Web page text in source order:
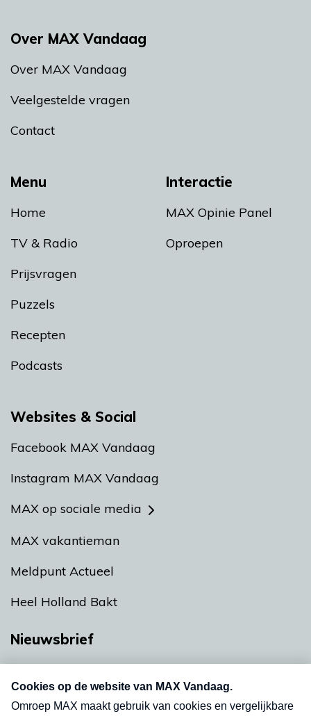
Menu
Home
TV & Radio
Prijsvragen
Puzzels
Recepten
Podcasts
Interactie
MAX Opinie Panel
Oproepen
Over MAX Vandaag
Over MAX Vandaag
Veelgestelde vragen
Contact
Websites & Social
Facebook MAX Vandaag
Instagram MAX Vandaag
MAX op sociale media
MAX vakantieman
Meldpunt Actueel
Heel Holland Bakt
Nieuwsbrief
nieuwsbrief. Elke vrijdag- en dinsdagochtend in
uw mailbox.